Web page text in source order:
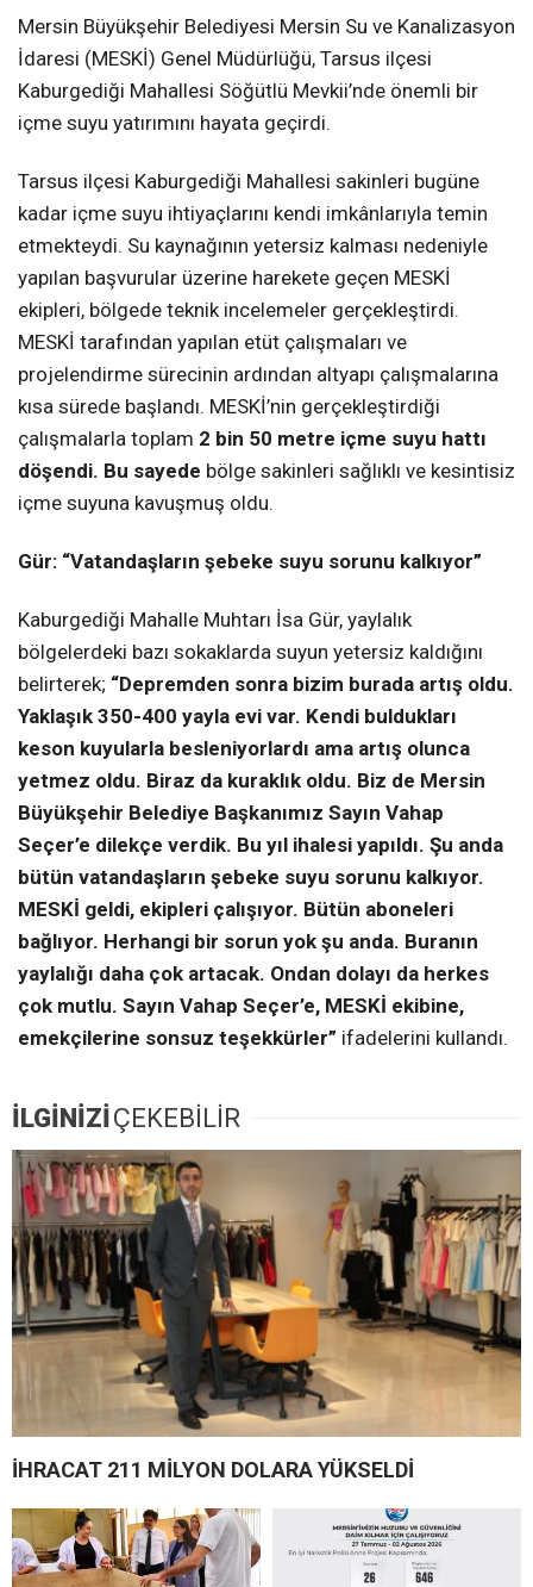
Mersin Büyükşehir Belediyesi Mersin Su ve Kanalizasyon
İdaresi (MESKİ) Genel Müdürlüğü, Tarsus ilçesi
Kaburgediği Mahallesi Söğütlü Mevkii’nde önemli bir
içme suyu yatırımını hayata geçirdi.
Tarsus ilçesi Kaburgediği Mahallesi sakinleri bugüne
kadar içme suyu ihtiyaçlarını kendi imkânlarıyla temin
etmekteydi. Su kaynağının yetersiz kalması nedeniyle
yapılan başvurular üzerine harekete geçen MESKİ
ekipleri, bölgede teknik incelemeler gerçekleştirdi.
MESKİ tarafından yapılan etüt çalışmaları ve
projelendirme sürecinin ardından altyapı çalışmalarına
kısa sürede başlandı. MESKİ’nin gerçekleştirdiği
çalışmalarla toplam 2 bin 50 metre içme suyu hattı
döşendi. Bu sayede bölge sakinleri sağlıklı ve kesintisiz
içme suyuna kavuşmuş oldu.
Gür: “Vatandaşların şebeke suyu sorunu kalkıyor”
Kaburgediği Mahalle Muhtarı İsa Gür, yaylalık
bölgelerdeki bazı sokaklarda suyun yetersiz kaldığını
belirterek; “Depremden sonra bizim burada artış oldu.
Yaklaşık 350-400 yayla evi var. Kendi buldukları
keson kuyularla besleniyorlardı ama artış olunca
yetmez oldu. Biraz da kuraklık oldu. Biz de Mersin
Büyükşehir Belediye Başkanımız Sayın Vahap
Seçer’e dilekçe verdik. Bu yıl ihalesi yapıldı. Şu anda
bütün vatandaşların şebeke suyu sorunu kalkıyor.
MESKİ geldi, ekipleri çalışıyor. Bütün aboneleri
bağlıyor. Herhangi bir sorun yok şu anda. Buranın
yaylalığı daha çok artacak. Ondan dolayı da herkes
çok mutlu. Sayın Vahap Seçer’e, MESKİ ekibine,
emekçilerine sonsuz teşekkürler” ifadelerini kullandı.
İLGİNİZİÇEKEBİLİR
İHRACAT 211 MİLYON DOLARA YÜKSELDİ